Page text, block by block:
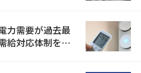
力需要が過去最
給対応体制を点